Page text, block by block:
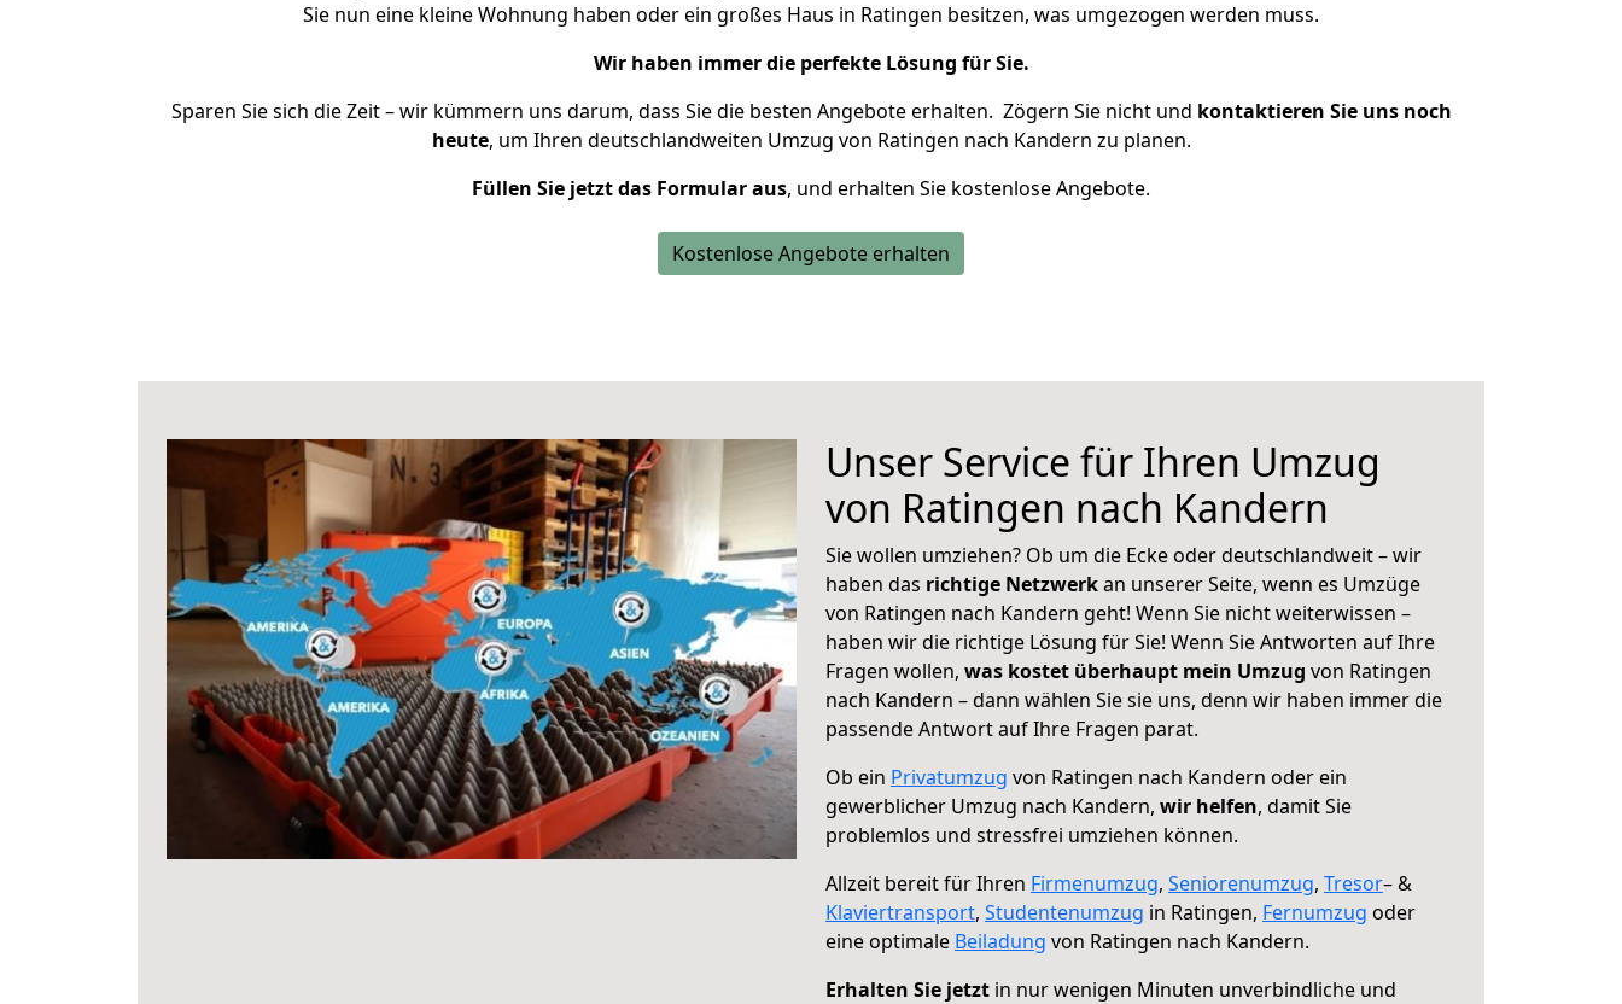
Sie nun eine kleine Wohnung haben oder ein großes Haus in Ratingen besitzen, was umgezogen werden muss.
Wir haben immer die perfekte Lösung für Sie.
Sparen Sie sich die Zeit – wir kümmern uns darum, dass Sie die besten Angebote erhalten. Zögern Sie nicht und kontaktieren Sie uns noch
heute, um Ihren deutschlandweiten Umzug von Ratingen nach Kandern zu planen.
Füllen Sie jetzt das Formular aus, und erhalten Sie kostenlose Angebote.
Kostenlose Angebote erhalten
Unser Service für Ihren Umzug
von Ratingen nach Kandern
Sie wollen umziehen? Ob um die Ecke oder deutschlandweit – wir
haben das richtige Netzwerkan unserer Seite, wenn es Umzüge
von Ratingen nach Kandern geht! Wenn Sie nicht weiterwissen –
haben wir die richtige Lösung für Sie! Wenn Sie Antworten auf Ihre
Fragen wollen, was kostet überhaupt mein Umzug von Ratingen
nach Kandern – dann wählen Sie sie uns, denn wir haben immer die
passende Antwort auf Ihre Fragen parat.
Ob ein Privatumzug von Ratingen nach Kandern oder ein
gewerblicher Umzug nach Kandern, wir helfen, damit Sie
problemlos und stressfrei umziehen können.
Allzeit bereit für Ihren Firmenumzug, Seniorenumzug, Tresor– &
Klaviertransport, Studentenumzug in Ratingen, Fernumzug oder
eine optimale Beiladung von Ratingen nach Kandern.
Erhalten Sie jetzt in nur wenigen Minuten unverbindliche und